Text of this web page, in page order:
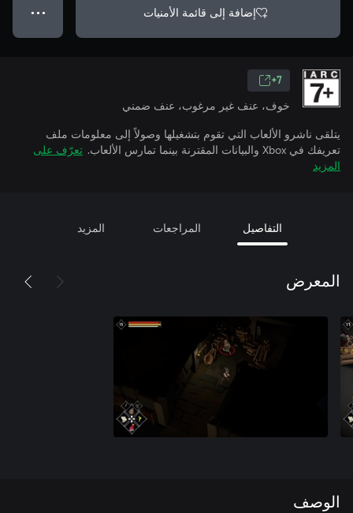
إضافة إلى قائمة الأمنيات ● ● ●
7+
خوف، عنف غير مرغوب، عنف ضمني
يتلقى ناشرو الألعاب التي تقوم بتشغيلها وصولاً إلى معلومات ملف
تعريفك في Xbox والبيانات المقترنة بينما تمارس الألعاب.
تعرّف على
المزيد
التفاصيل المراجعات المزيد
المعرض
الوصف